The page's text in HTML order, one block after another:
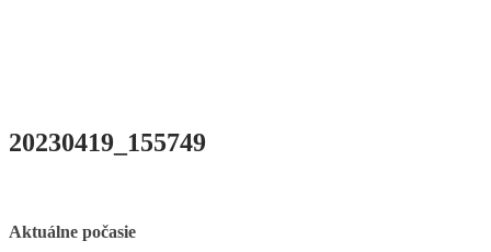
20230419_155749
Aktuálne počasie